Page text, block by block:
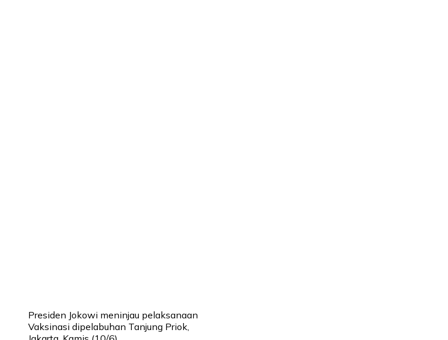
Presiden Jokowi meninjau pelaksanaan
Vaksinasi dipelabuhan Tanjung Priok,